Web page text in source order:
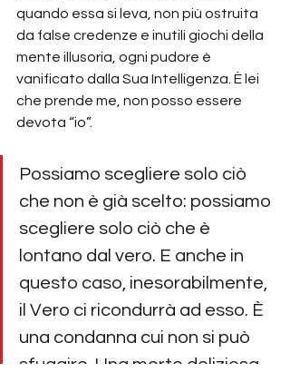
quando essa si leva, non più ostruita
da false credenze e inutili giochi della
mente illusoria, ogni pudore è
vanificato dalla Sua Intelligenza. È lei
che prende me, non posso essere
devota “io”.
Possiamo scegliere solo ciò
che non è già scelto: possiamo
scegliere solo ciò che è
lontano dal vero. E anche in
questo caso, inesorabilmente,
il Vero ci ricondurrà ad esso. È
una condanna cui non si può
sfuggire. Una morte deliziosa.